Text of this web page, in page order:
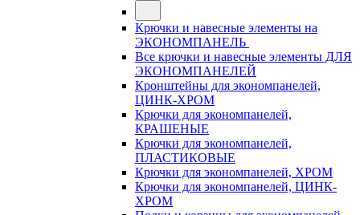
Крючки и навесные элементы на
ЭКОНОМПАНЕЛЬ
Все крючки и навесные элементы ДЛЯ
ЭКОНОМПАНЕЛЕЙ
Кронштейны для экономпанелей,
ЦИНК-ХРОМ
Крючки для экономпанелей,
КРАШЕНЫЕ
Крючки для экономпанелей,
ПЛАСТИКОВЫЕ
Крючки для экономпанелей, ХРОМ
Крючки для экономпанелей, ЦИНК-
ХРОМ